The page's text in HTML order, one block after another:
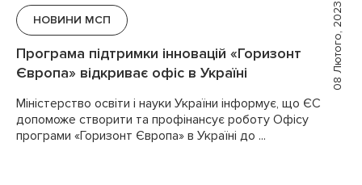
08 Лютого, 2023
НОВИНИ МСП
Програма підтримки інновацій «Горизонт
Європа» відкриває офіс в Україні
Міністерство освіти і науки України інформує, що ЄС
допоможе створити та профінансує роботу Офісу
програми «Горизонт Європа» в Україні до ...